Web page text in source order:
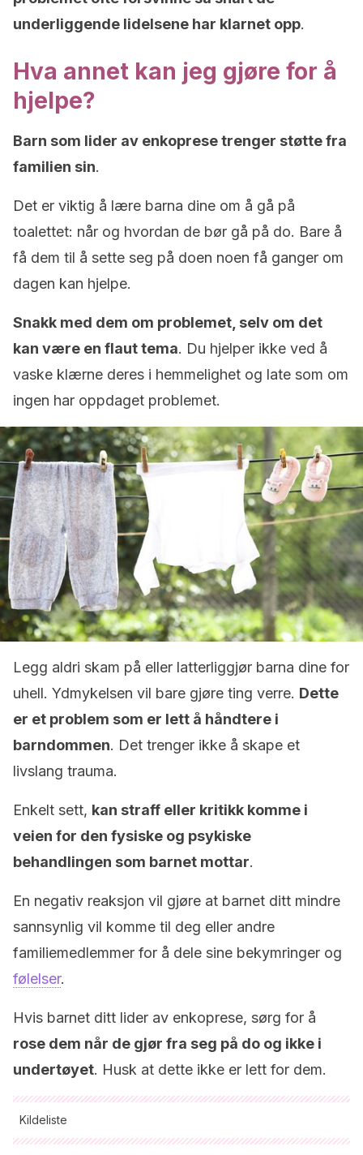
underliggende lidelsene har klarnet opp.
Hva annet kan jeg gjøre for å
hjelpe?
Barn som lider av enkoprese trenger støtte fra
familien sin.
Det er viktig å lære barna dine om å gå på
toalettet: når og hvordan de bør gå på do. Bare å
få dem til å sette seg på doen noen få ganger om
dagen kan hjelpe.
Snakk med dem om problemet, selv om det
kan være en flaut tema. Du hjelper ikke ved å
vaske klærne deres i hemmelighet og late som om
ingen har oppdaget problemet.
Legg aldri skam på eller latterliggjør barna dine for
uhell. Ydmykelsen vil bare gjøre ting verre. Dette
er et problem som er lett å håndtere i
barndommen. Det trenger ikke å skape et
livslang trauma.
Enkelt sett, kan straff eller kritikk komme i
veien for den fysiske og psykiske
behandlingen som barnet mottar.
En negativ reaksjon vil gjøre at barnet ditt mindre
sannsynlig vil komme til deg eller andre
familiemedlemmer for å dele sine bekymringer og
følelser.
Hvis barnet ditt lider av enkoprese, sørg for å
rose dem når de gjør fra seg på do og ikke i
undertøyet. Husk at dette ikke er lett for dem.
Kildeliste
Alle siterte kilder ble grundig gjennomgått av teamet vårt for å